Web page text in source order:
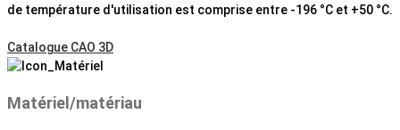
de température d'utilisation est comprise entre -196 °C et +50 °C.
Catalogue CAO 3D
Matériel/matériau